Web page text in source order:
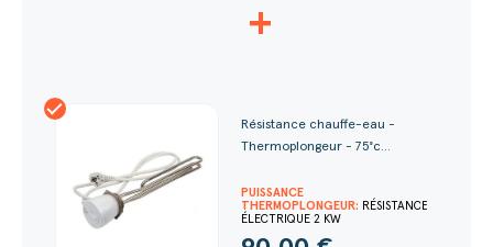
+
Résistance chauffe-eau -
Thermoplongeur - 75°c...
PUISSANCE
THERMOPLONGEUR: RÉSISTANCE
ÉLECTRIQUE 2 KW